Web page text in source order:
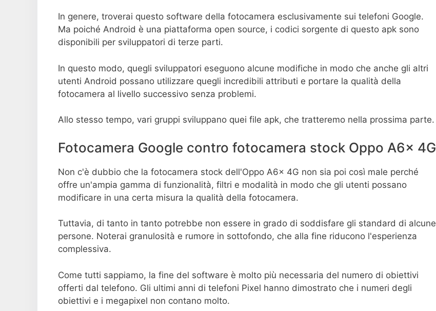
In genere, troverai questo software della fotocamera esclusivamente sui telefoni Google.
Ma poiché Android è una piattaforma open source, i codici sorgente di questo apk sono
disponibili per sviluppatori di terze parti.
In questo modo, quegli sviluppatori eseguono alcune modifiche in modo che anche gli altri
utenti Android possano utilizzare quegli incredibili attributi e portare la qualità della
fotocamera al livello successivo senza problemi.
Allo stesso tempo, vari gruppi sviluppano quei file apk, che tratteremo nella prossima parte.
Fotocamera Google contro fotocamera stock Oppo A6x 4G
Non c'è dubbio che la fotocamera stock dell'Oppo A6x 4G non sia poi così male perché
offre un'ampia gamma di funzionalità, filtri e modalità in modo che gli utenti possano
modificare in una certa misura la qualità della fotocamera.
Tuttavia, di tanto in tanto potrebbe non essere in grado di soddisfare gli standard di alcune
persone. Noterai granulosità e rumore in sottofondo, che alla fine riducono l'esperienza
complessiva.
Come tutti sappiamo, la fine del software è molto più necessaria del numero di obiettivi
offerti dal telefono. Gli ultimi anni di telefoni Pixel hanno dimostrato che i numeri degli
obiettivi e i megapixel non contano molto.